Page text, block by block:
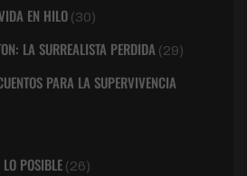
EN HILO (30)
LA SURREALISTA PERDIDA (29)
PARA LA SUPERVIVENCIA
POSIBLE (26)